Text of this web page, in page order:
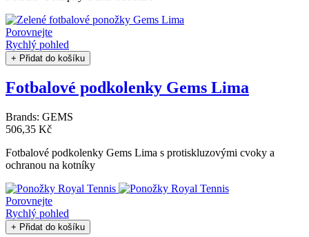
Porovnejte
Rychlý pohled
+ Přidat do košíku
Fotbalové podkolenky Gems Lima
Brands: GEMS
506,35 Kč
Fotbalové podkolenky Gems Lima s protiskluzovými cvoky a
ochranou na kotníky
Porovnejte
Rychlý pohled
+ Přidat do košíku